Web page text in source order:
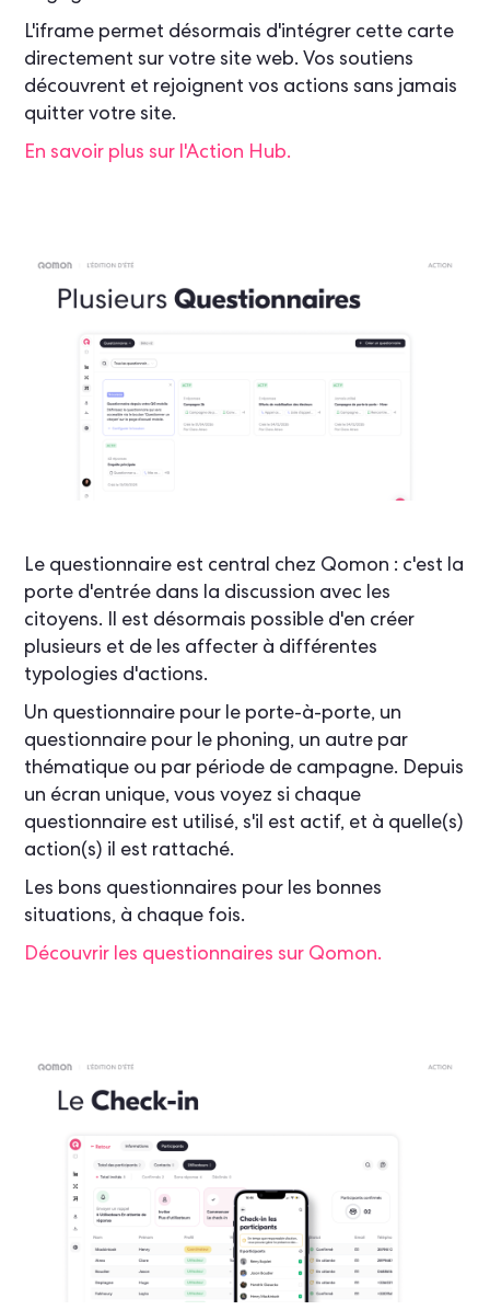
L'iframe permet désormais d'intégrer cette carte
directement sur votre site web. Vos soutiens
découvrent et rejoignent vos actions sans jamais
quitter votre site.
En savoir plus sur l'Action Hub.
Le questionnaire est central chez Qomon : c'est la
porte d'entrée dans la discussion avec les
citoyens. Il est désormais possible d'en créer
plusieurs et de les affecter à différentes
typologies d'actions.
Un questionnaire pour le porte-à-porte, un
questionnaire pour le phoning, un autre par
thématique ou par période de campagne. Depuis
un écran unique, vous voyez si chaque
questionnaire est utilisé, s'il est actif, et à quelle(s)
action(s) il est rattaché.
Les bons questionnaires pour les bonnes
situations, à chaque fois.
Découvrir les questionnaires sur Qomon.